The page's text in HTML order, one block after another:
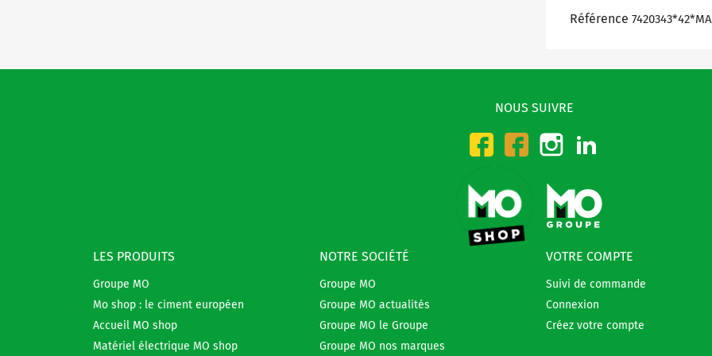
Référence
NOUS SUIVRE
Facebook-CMO
Facebook-DMO
Instagram
LES PRODUITS
Groupe MO
Mo shop : le ciment européen
Accueil MO shop
Matériel électrique MO shop
NOTRE SOCIÉTÉ
Groupe MO
Groupe MO actualités
Groupe MO le Groupe
Groupe MO nos marques
VOTRE COMPTE
Suivi de commande
Connexion
Créez votre compte